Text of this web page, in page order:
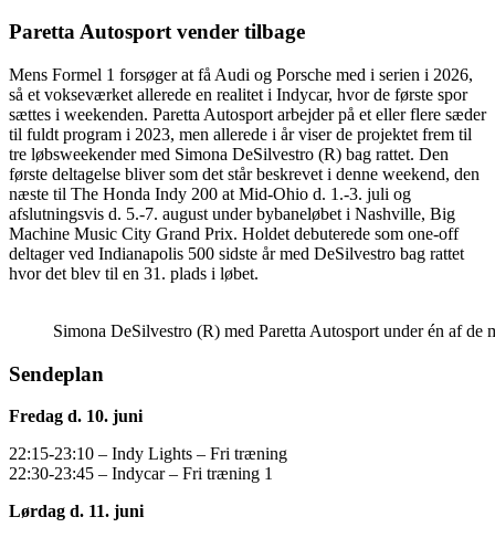
Paretta Autosport vender tilbage
Mens Formel 1 forsøger at få Audi og Porsche med i serien i 2026,
så et vokseværket allerede en realitet i Indycar, hvor de første spor
sættes i weekenden. Paretta Autosport arbejder på et eller flere sæder
til fuldt program i 2023, men allerede i år viser de projektet frem til
tre løbsweekender med Simona DeSilvestro (R) bag rattet. Den
første deltagelse bliver som det står beskrevet i denne weekend, den
næste til The Honda Indy 200 at Mid-Ohio d. 1.-3. juli og
afslutningsvis d. 5.-7. august under bybaneløbet i Nashville, Big
Machine Music City Grand Prix. Holdet debuterede som one-off
deltager ved Indianapolis 500 sidste år med DeSilvestro bag rattet
hvor det blev til en 31. plads i løbet.
Simona DeSilvestro (R) med Paretta Autosport under én af
Sendeplan
Fredag d. 10. juni
22:15-23:10 – Indy Lights – Fri træning
22:30-23:45 – Indycar – Fri træning 1
Lørdag d. 11. juni